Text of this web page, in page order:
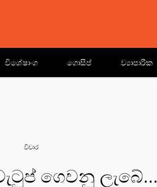
විශේෂාංග ගොසිප් ව්‍යාපාරික
විචාර
ගෙවනු ලැබේ...